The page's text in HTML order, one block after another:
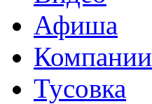
Афиша
Компании
Тусовка